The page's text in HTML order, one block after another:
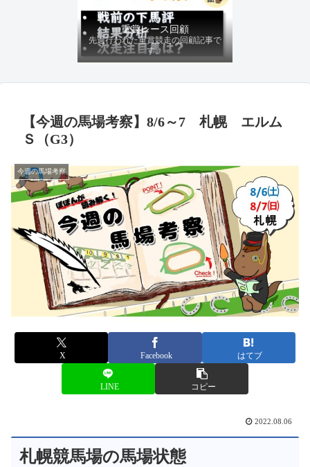
重賞レース回顧
先週行われた重賞競走の回顧記事で
す。
【今週の馬場考察】8/6～7 札幌 エルム
Ｓ（G3）
今週の馬場考察
X Facebook はてブ
LINE コピー
2022.08.06
札幌競馬場の馬場状態